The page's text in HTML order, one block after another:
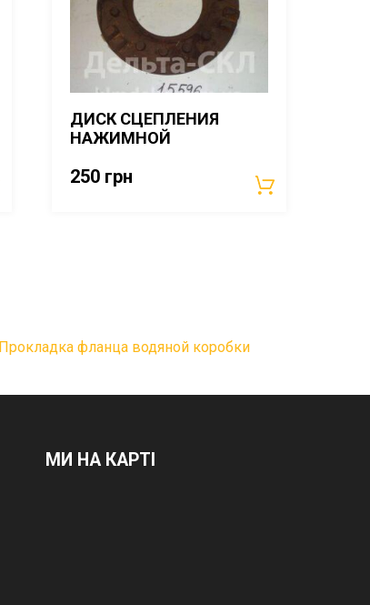
ДИСК СЦЕПЛЕНИЯ
НАЖИМНОЙ
250 грн
Прокладка фланца водяной коробки
МИ НА КАРТІ